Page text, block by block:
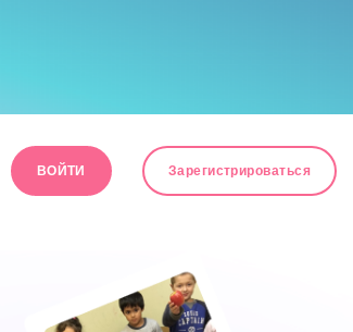
ВОЙТИ Зарегистрироваться